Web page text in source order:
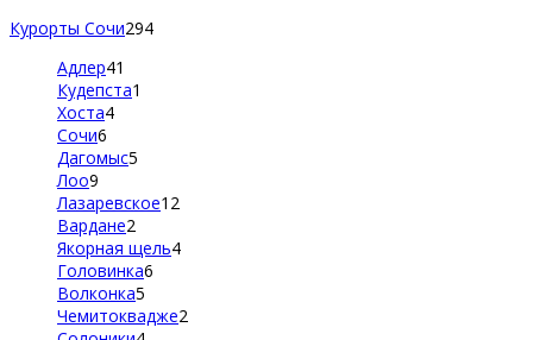
Курорты Сочи294
Адлер41
Кудепста1
Хоста4
Сочи6
Дагомыс5
Лоо9
Лазаревское12
Вардане2
Якорная щель4
Головинка6
Волконка5
Чемитоквадже2